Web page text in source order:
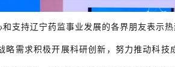
支持辽宁药监事业发展的各界朋友表示
需求积极开展科研创新，努力推动科